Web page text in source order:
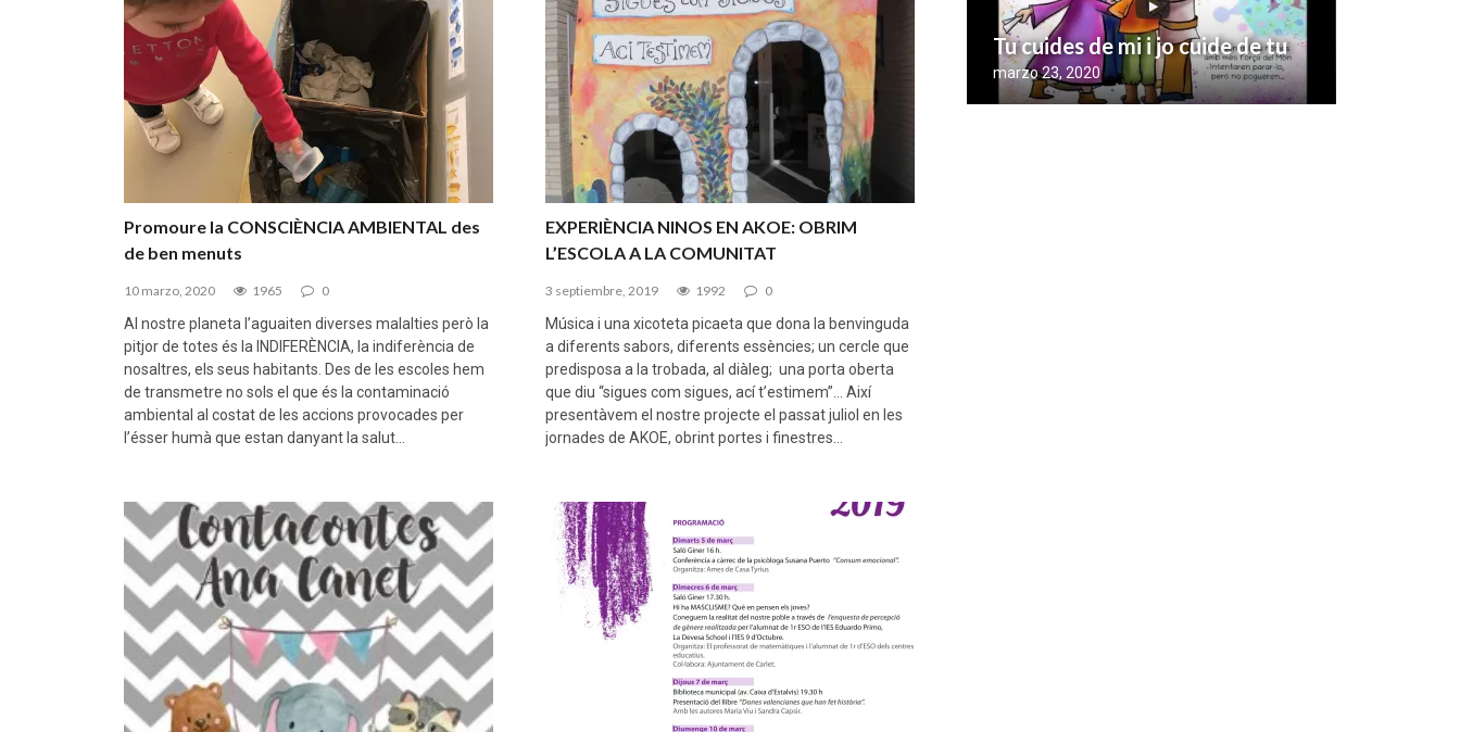
Promoure la CONSCIÈNCIA AMBIENTAL des
de ben menuts
10 marzo, 2020 1965 0
Al nostre planeta l’aguaiten diverses malalties però la
pitjor de totes és la INDIFERÈNCIA, la indiferència de
nosaltres, els seus habitants. Des de les escoles hem
de transmetre no sols el que és la contaminació
ambiental al costat de les accions provocades per
l’ésser humà que estan danyant la salut…
EXPERIÈNCIA NINOS EN AKOE: OBRIM
L’ESCOLA A LA COMUNITAT
3 septiembre, 2019 1992 0
Música i una xicoteta picaeta que dona la benvinguda
a diferents sabors, diferents essències; un cercle que
predisposa a la trobada, al diàleg; una porta oberta
que diu “sigues com sigues, ací t’estimem”… Així
presentàvem el nostre projecte el passat juliol en les
jornades de AKOE, obrint portes i finestres…
Tu cuides de mi i jo cuide de tu
marzo 23, 2020